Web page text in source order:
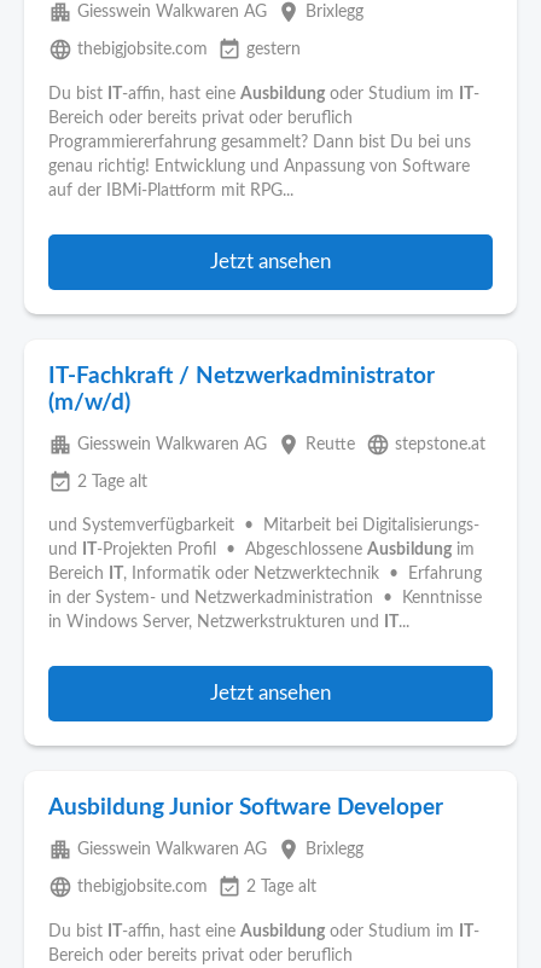
apartment Giesswein Walkwaren AG place Brixlegg
language thebigjobsite.com event_available gestern
Du bist -affin, hast eine Ausbildung oder Studium im
-
Bereich oder bereits privat oder beruflich
Programmiererfahrung gesammelt? Dann bist Du bei uns
genau richtig! Entwicklung und Anpassung von Software
auf der IBMi-Plattform mit RPG...
Jetzt ansehen
IT-Fachkraft / Netzwerkadministrator
(m/w/d)
apartment Giesswein Walkwaren AG place Reutte language stepstone.at
event_available 2 Tage alt
und Systemverfügbarkeit • Mitarbeit bei Digitalisierungs-
und
-Projekten Profil • Abgeschlossene Ausbildung im
Bereich
, Informatik oder Netzwerktechnik • Erfahrung
in der System- und Netzwerkadministration • Kenntnisse
in Windows Server, Netzwerkstrukturen und
...
Jetzt ansehen
Ausbildung Junior Software Developer
apartment Giesswein Walkwaren AG place Brixlegg
language thebigjobsite.com event_available 2 Tage alt
Du bist -affin, hast eine Ausbildung oder Studium im
-
Bereich oder bereits privat oder beruflich